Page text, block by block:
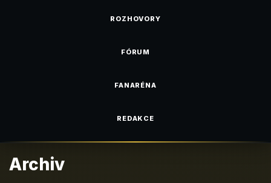
ROZHOVORY
FÓRUM
FANARÉNA
REDAKCE
Archiv